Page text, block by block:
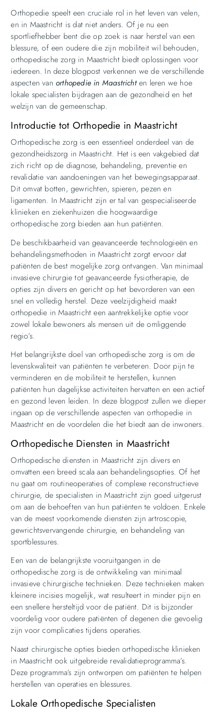
Orthopedie speelt een cruciale rol in het leven van velen,
en in Maastricht is dat niet anders. Of je nu een
sportliefhebber bent die op zoek is naar herstel van een
blessure, of een oudere die zijn mobiliteit wil behouden,
orthopedische zorg in Maastricht biedt oplossingen voor
iedereen. In deze blogpost verkennen we de verschillende
aspecten van orthopedie in Maastrichten leren we hoe
lokale specialisten bijdragen aan de gezondheid en het
welzijn van de gemeenschap.
Introductie tot Orthopedie in Maastricht
Orthopedische zorg is een essentieel onderdeel van de
gezondheidszorg in Maastricht. Het is een vakgebied dat
zich richt op de diagnose, behandeling, preventie en
revalidatie van aandoeningen van het bewegingsapparaat.
Dit omvat botten, gewrichten, spieren, pezen en
ligamenten. In Maastricht zijn er tal van gespecialiseerde
klinieken en ziekenhuizen die hoogwaardige
orthopedische zorg bieden aan hun patiënten.
De beschikbaarheid van geavanceerde technologieën en
behandelingsmethoden in Maastricht zorgt ervoor dat
patiënten de best mogelijke zorg ontvangen. Van minimaal
invasieve chirurgie tot geavanceerde fysiotherapie, de
opties zijn divers en gericht op het bevorderen van een
snel en volledig herstel. Deze veelzijdigheid maakt
orthopedie in Maastricht een aantrekkelijke optie voor
zowel lokale bewoners als mensen uit de omliggende
regio’s.
Het belangrijkste doel van orthopedische zorg is om de
levenskwaliteit van patiënten te verbeteren. Door pijn te
verminderen en de mobiliteit te herstellen, kunnen
patiënten hun dagelijkse activiteiten hervatten en een actief
en gezond leven leiden. In deze blogpost zullen we dieper
ingaan op de verschillende aspecten van orthopedie in
Maastricht en de voordelen die het biedt aan de inwoners.
Orthopedische Diensten in Maastricht
Orthopedische diensten in Maastricht zijn divers en
omvatten een breed scala aan behandelingsopties. Of het
nu gaat om routineoperaties of complexe reconstructieve
chirurgie, de specialisten in Maastricht zijn goed uitgerust
om aan de behoeften van hun patiënten te voldoen. Enkele
van de meest voorkomende diensten zijn artroscopie,
gewrichtsvervangende chirurgie, en behandeling van
sportblessures.
Een van de belangrijkste vooruitgangen in de
orthopedische zorg is de ontwikkeling van minimaal
invasieve chirurgische technieken. Deze technieken maken
kleinere incisies mogelijk, wat resulteert in minder pijn en
een snellere hersteltijd voor de patiënt. Dit is bijzonder
voordelig voor oudere patiënten of degenen die gevoelig
zijn voor complicaties tijdens operaties.
Naast chirurgische opties bieden orthopedische klinieken
in Maastricht ook uitgebreide revalidatieprogramma’s.
Deze programma’s zijn ontworpen om patiënten te helpen
herstellen van operaties en blessures.
Lokale Orthopedische Specialisten